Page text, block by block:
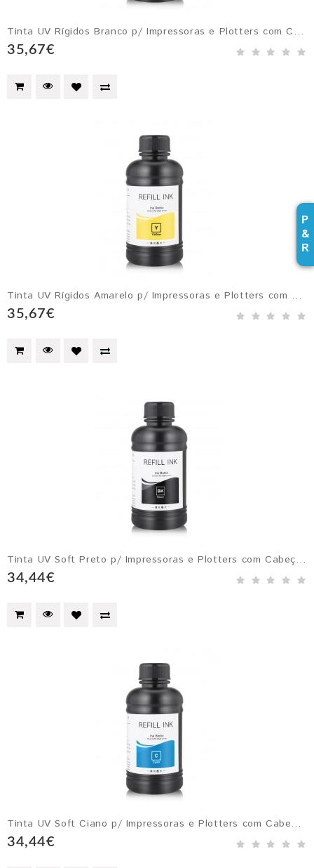
Tinta UV Rígidos Branco p/ Impressoras e Plotters com Cabeçotes Epson DX4, DX5, DX6 e DX7
35,67€
Tinta UV Rígidos Amarelo p/ Impressoras e Plotters com Cabeçotes Epson DX4, DX5, DX6 e DX7
35,67€
Tinta UV Soft Preto p/ Impressoras e Plotters com Cabeçotes Epson DX4, DX5, DX6 e DX7
34,44€
Tinta UV Soft Ciano p/ Impressoras e Plotters com Cabeçotes Epson DX4, DX5, DX6 e DX7
34,44€
P
&
R